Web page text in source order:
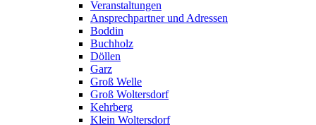
Veranstaltungen
Ansprechpartner und Adressen
Boddin
Buchholz
Döllen
Garz
Groß Welle
Groß Woltersdorf
Kehrberg
Klein Woltersdorf